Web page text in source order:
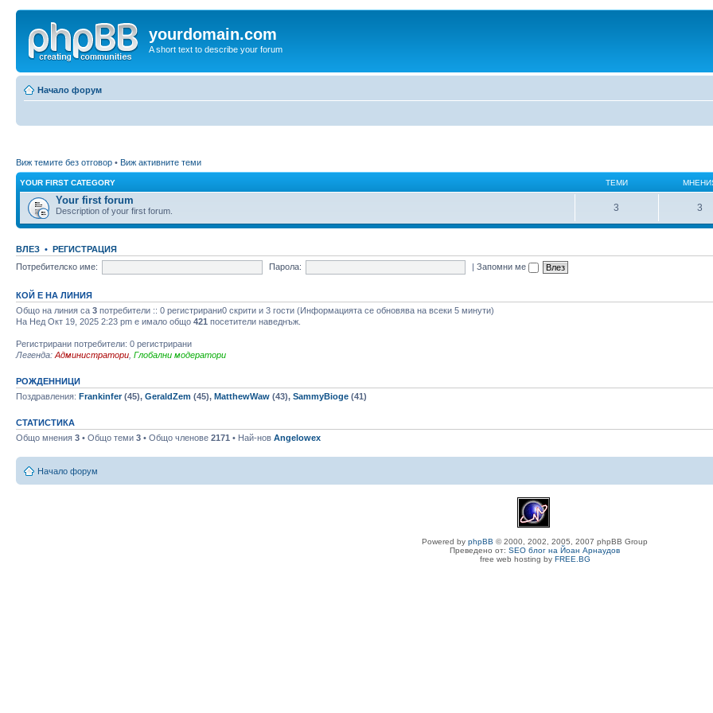
yourdomain.com
A short text to describe your forum
Начало форум
Виж темите без отговор • Виж активните теми
YOUR FIRST CATEGORY ТЕМИ
Your first forum
Description of your first forum. 3 3
ВЛЕЗ • РЕГИСТРАЦИЯ
Потребителско име:
Парола: |Запомни ме
КОЙ Е НА ЛИНИЯ
Общо на линия са 3 потребители :: 0 регистрирани0 скрити и 3 гости (Информацията се обновява на всеки 5 минути)
На Нед Окт 19, 2025 2:23 pm е имало общо 421 посетители наведнъж.
Регистрирани потребители: 0 регистрирани
Легенда: Администратори Глобални модератори
РОЖДЕННИЦИ
Поздравления: Frankinfer(45), GeraldZem (45), MatthewWaw (43), SammyBioge (41)
СТАТИСТИКА
Общо мнения 3 • Общо теми 3 • Общо членове 2171 • Най-нов Angelowex
Начало форум
Powered by phpBB © 2000, 2002, 2005, 2007 phpBB Group
Преведено от: SEO блог на Йоан Арнаудов
free web hosting by FREE.BG